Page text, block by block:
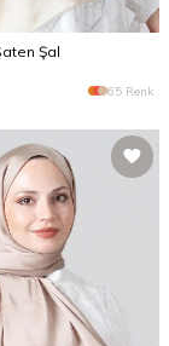
Şal
65 Renk